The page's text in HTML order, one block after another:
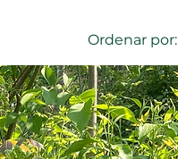
Ordenar por: